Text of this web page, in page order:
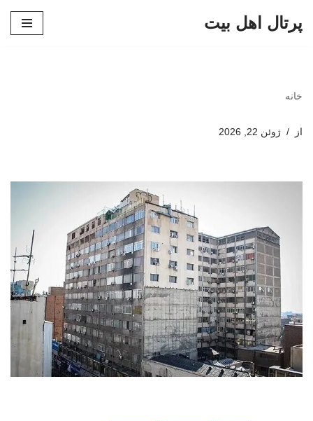
پرتال اهل بیت
خانه
از ژوئن 22, 2026